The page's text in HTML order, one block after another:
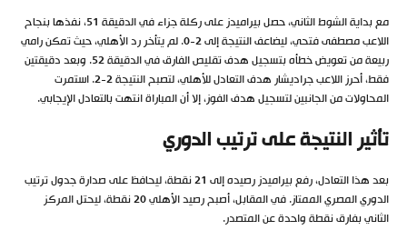
مع بداية الشوط الثاني، حصل بيراميدز على ركلة جزاء في الدقيقة 51، نفذها بنجاح
اللاعب مصطفى فتحي، ليضاعف النتيجة إلى 2-0. لم يتأخر رد الأهلي، حيث تمكن رامي
ربيعة من تعويض خطأه بتسجيل هدف تقليص الفارق في الدقيقة 52. وبعد دقيقتين
فقط، أحرز اللاعب جراديشار هدف التعادل للأهلي، لتصبح النتيجة 2-2. استمرت
المحاولات من الجانبين لتسجيل هدف الفوز، إلا أن المباراة انتهت بالتعادل الإيجابي.
تأثير النتيجة على ترتيب الدوري
بعد هذا التعادل، رفع بيراميدز رصيده إلى 21 نقطة، ليحافظ على صدارة جدول ترتيب
الدوري المصري الممتاز. في المقابل، أصبح رصيد الأهلي 20 نقطة، ليحتل المركز
الثاني بفارق نقطة واحدة عن المتصدر.